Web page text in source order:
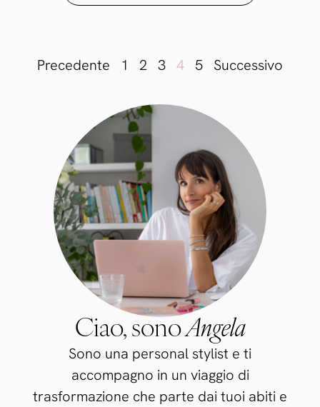
Precedente 1 2 3 4 5 Successivo
Ciao, sonoAngela
Sono una personal stylist e ti
accompagno in un viaggio di
trasformazione che parte dai tuoi abiti e